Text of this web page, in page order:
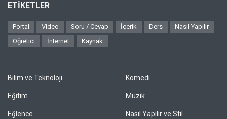
ETİKETLER
Portal Video Soru / Cevap İçerik Ders
Nasıl Yapılır
Öğretici
İnternet Kaynak
Bilim ve Teknoloji
Eğitim
Eğlence
Komedi
Müzik
Nasıl Yapılır ve Stil